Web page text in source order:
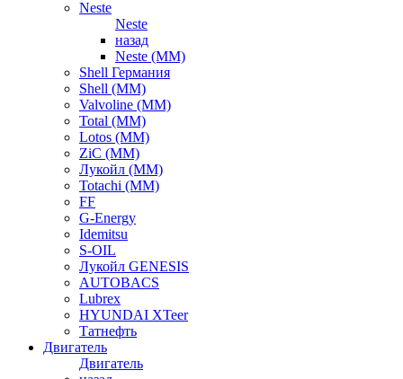
Neste
Neste
назад
Neste (ММ)
Shell Германия
Shell (ММ)
Valvoline (ММ)
Total (ММ)
Lotos (ММ)
ZiC (ММ)
Лукойл (ММ)
Totachi (MM)
FF
G-Energy
Idemitsu
S-OIL
Лукойл GENESIS
AUTOBACS
Lubrex
HYUNDAI XTeer
Татнефть
Двигатель
Двигатель